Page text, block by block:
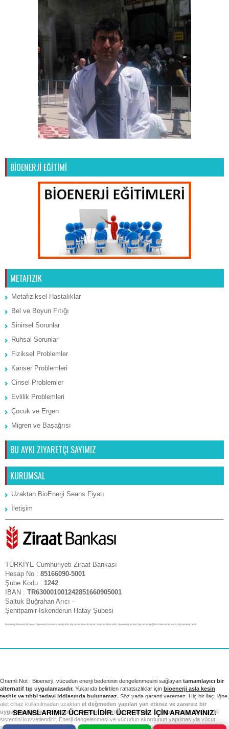
BİOENERJİ EĞİTİMİ
METAFIZIK
Metafiziksel Hastalıklar
Bel ve Boyun Fıtığı
Sinirsel Sorunlar
Ruhsal Sorunlar
Fiziksel Problemler
Kanser Problemleri
Cinsel Problemler
Evlilik Problemleri
Çocuk ve Ergen
Migren ve Başağrısı
BU AYKI ZIYARETÇI SAYIMIZ
KURUMSAL
Uzaktan BioEnerji Seans Fiyatı
İletişim
TÜRKİYE Cumhuriyeti Ziraat Bankası
Hesap No : 85166090-5001
Şube Kodu : 1242
IBAN : TR630001001242851660905001
Saltuk Buğrahan Arıcı -
Şehitpamir-İskenderun Hatay Şubesi
bioenerji, bioenerji konya, biyoenerji uzmanı, enerji şifa, biyoenerji nasıl yapılır, bioenerji hastalık, biyoenerji tedavi, biyoenerji eğitimi, bioenerji seansı, biyoenerji nedir
SEANSLARIMIZ ÜCRETLİDİR. ÜCRETSİZ İÇİN ARAMAYINIZ.
Önemli Not : Bioenerji, vücudun enerji bedeninin dengelenmesini sağlayan tamamlayıcı bir
alternatif tıp uygulamasıdır. Yukarıda belirtilen rahatsızlıklar için bioenerji asla kesin
teşhis ve tıbbi tedavi iddiasında bulunamaz. Söz yada garanti veremez. Hiç bir ilaç, iğne,
alet cihaz kullanılmadan uzaktan el değmeden yapılan yan etkisiz ve zararsız bir
uygulamadır.Bioenerji seansı vücudun sistem bozukluklarını ortadan kaldırır. Bağışıklık
sistemini kuvvetlendirir. Enerji dengelenmesi ve vücudun akordunun yapılmasıyla vücut
sağlıklı sistemini yeniden kurar. Tıbbi tedavi ve kontrollerinizi takip etmek sizin